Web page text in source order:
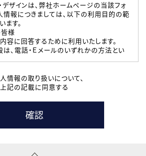
デザインは、弊社ホームページの当該フォ
情報につきましては、以下の利用目的の範
す。
様
に回答するために利用いたします。
、電話・Ｅメールのいずれかの方法とい
絡および本登録時の参考情報として利
討されている企業の皆様
に回答するために利用いたします。
電話・Ｅメールのいずれかの方法とい
情報の取り扱いについて、
上記の記載に同意する